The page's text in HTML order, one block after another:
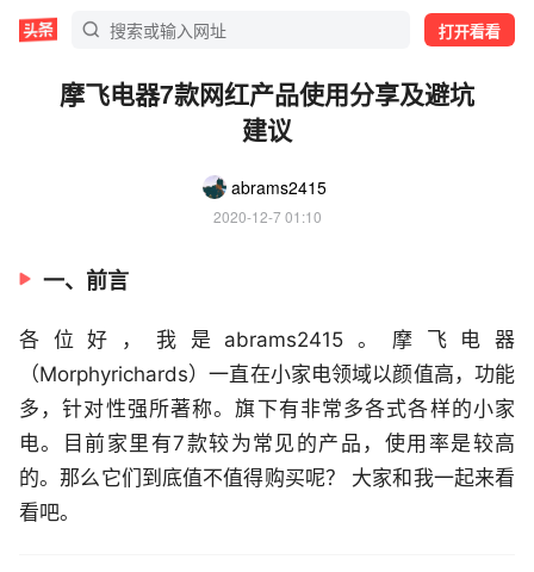
打开看看
摩飞电器7款网红产品使用分享及避坑
建议
abrams2415
2020-12-7 01:10
一、前言
各位好，我是abrams2415。摩飞电器
（Morphyrichards）一直在小家电领域以颜值高，功能
多，针对性强所著称。旗下有非常多各式各样的小家
电。目前家里有7款较为常见的产品，使用率是较高
的。那么它们到底值不值得购买呢？ 大家和我一起来看
看吧。